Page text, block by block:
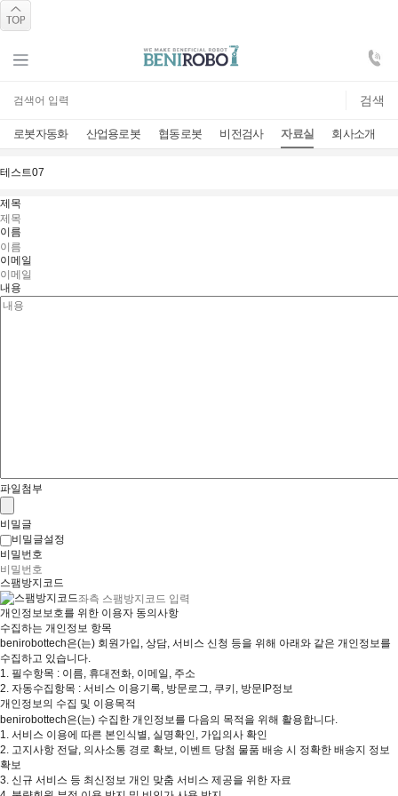
로봇자동화 산업용로봇 협동로봇 비전검사 자료실 회사소개
테스트07
제목
이름
이메일
내용
파일첨부
비밀글
비밀글설정
비밀번호
스팸방지코드
개인정보보호를 위한 이용자 동의사항
수집하는 개인정보 항목
benirobottech은(는) 회원가입, 상담, 서비스 신청 등을 위해 아래와 같은 개인정보를
수집하고 있습니다.
1. 필수항목 : 이름, 휴대전화, 이메일, 주소
2. 자동수집항목 : 서비스 이용기록, 방문로그, 쿠키, 방문IP정보
개인정보의 수집 및 이용목적
benirobottech은(는) 수집한 개인정보를 다음의 목적을 위해 활용합니다.
1. 서비스 이용에 따른 본인식별, 실명확인, 가입의사 확인
2. 고지사항 전달, 의사소통 경로 확보, 이벤트 당첨 물품 배송 시 정확한 배송지 정보
확보
3. 신규 서비스 등 최신정보 개인 맞춤 서비스 제공을 위한 자료